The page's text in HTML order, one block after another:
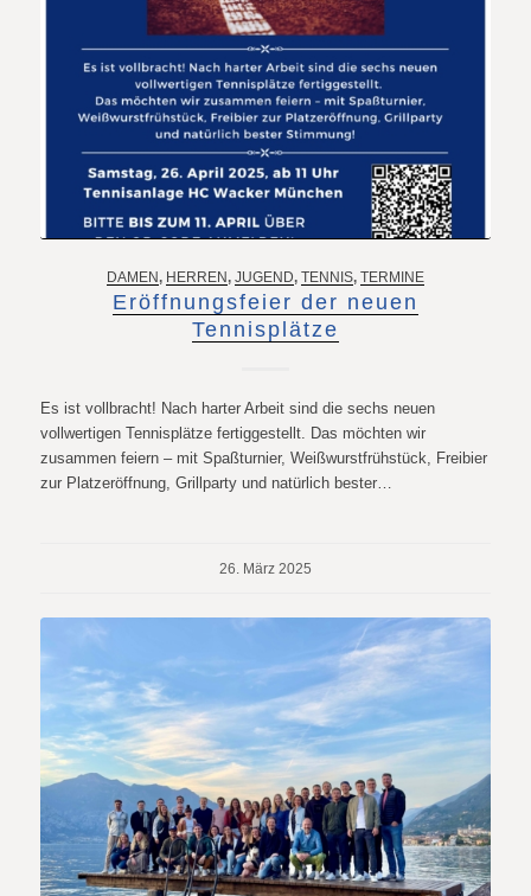
DAMEN, HERREN, JUGEND, TENNIS, TERMINE
Eröffnungsfeier der neuen
Tennisplätze
Es ist vollbracht! Nach harter Arbeit sind die sechs neuen
vollwertigen Tennisplätze fertiggestellt. Das möchten wir
zusammen feiern – mit Spaßturnier, Weißwurstfrühstück, Freibier
zur Platzeröffnung, Grillparty und natürlich bester…
26. März 2025